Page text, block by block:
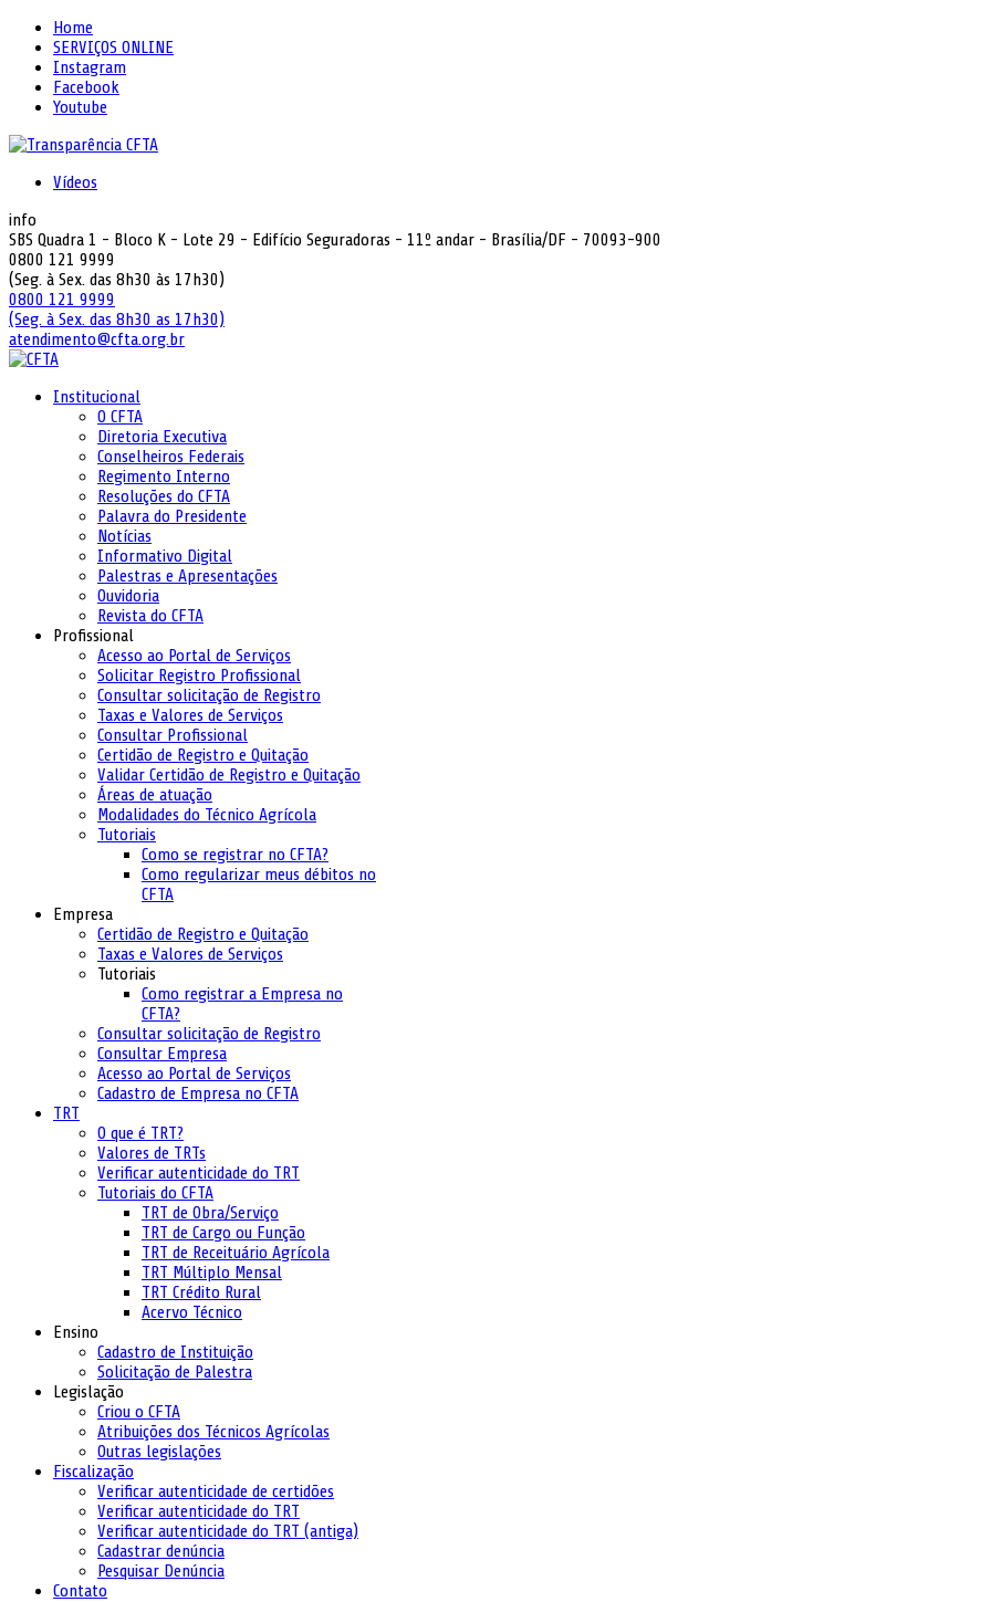
Home
SERVIÇOS ONLINE
Instagram
Facebook
Youtube
Vídeos
info
SBS Quadra 1 - Bloco K - Lote 29 - Edifício Seguradoras - 11º andar - Brasília/DF - 70093-900
0800 121 9999
(Seg. à Sex. das 8h30 às 17h30)
0800 121 9999
(Seg. à Sex. das 8h30 as 17h30)
atendimento@cfta.org.br
Institucional
O CFTA
Diretoria Executiva
Conselheiros Federais
Regimento Interno
Resoluções do CFTA
Palavra do Presidente
Notícias
Informativo Digital
Palestras e Apresentações
Ouvidoria
Revista do CFTA
Profissional
Acesso ao Portal de Serviços
Solicitar Registro Profissional
Consultar solicitação de Registro
Taxas e Valores de Serviços
Consultar Profissional
Certidão de Registro e Quitação
Validar Certidão de Registro e Quitação
Áreas de atuação
Modalidades do Técnico Agrícola
Tutoriais
Como se registrar no CFTA?
Como regularizar meus débitos no
CFTA
Empresa
Certidão de Registro e Quitação
Taxas e Valores de Serviços
Tutoriais
Como registrar a Empresa no
CFTA?
Consultar solicitação de Registro
Consultar Empresa
Acesso ao Portal de Serviços
Cadastro de Empresa no CFTA
TRT
O que é TRT?
Valores de TRTs
Verificar autenticidade do TRT
Tutoriais do CFTA
TRT de Obra/Serviço
TRT de Cargo ou Função
TRT de Receituário Agrícola
TRT Múltiplo Mensal
TRT Crédito Rural
Acervo Técnico
Ensino
Cadastro de Instituição
Solicitação de Palestra
Legislação
Criou o CFTA
Atribuições dos Técnicos Agrícolas
Outras legislações
Fiscalização
Verificar autenticidade de certidões
Verificar autenticidade do TRT
Verificar autenticidade do TRT (antiga)
Cadastrar denúncia
Pesquisar Denúncia
Contato